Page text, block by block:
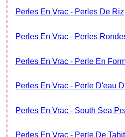
Perles En Vrac - Perles De Riz
Perles En Vrac - Perles
Perles En Vrac - Perle En
Perles En Vrac - Perle D'eau
Perles En Vrac - South Sea
Perles En Vrac - Perle De